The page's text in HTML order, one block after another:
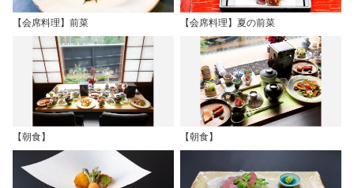
【会席料理】前菜 【会席料理】夏の前菜
【朝食】 【朝食】